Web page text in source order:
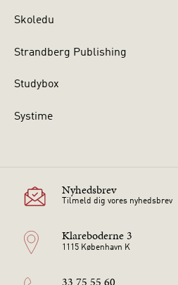
Skoledu
Strandberg Publishing
Studybox
Systime
Nyhedsbrev
Tilmeld dig vores nyhedsbrev
Klareboderne 3
1115 København K
33 75 55 60